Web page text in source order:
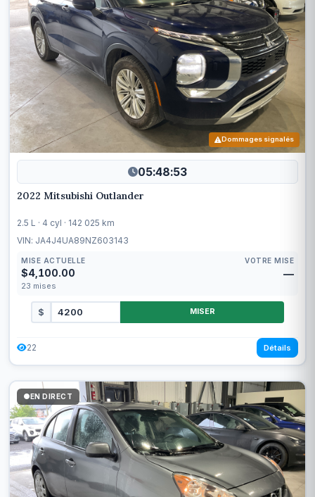
Dommages signalés
05:48:50
2022 Mitsubishi Outlander
2.5 L · 4 cyl · 142 025 km
VIN: JA4J4UA89NZ603143
MISE ACTUELLE
$4,100.00
23 mises
VOTRE MISE
—
$ MISER
22 Détails
EN DIRECT